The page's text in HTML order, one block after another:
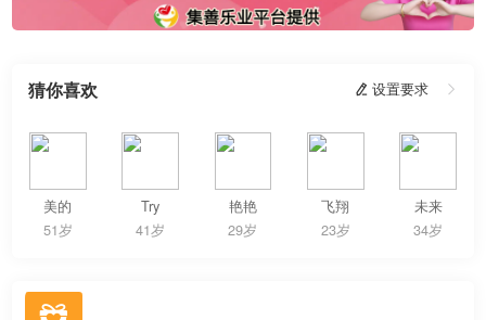
猜你喜欢  设置要求 
美的
51岁
Try
41岁
艳艳
29岁
飞翔
23岁
未来
34岁